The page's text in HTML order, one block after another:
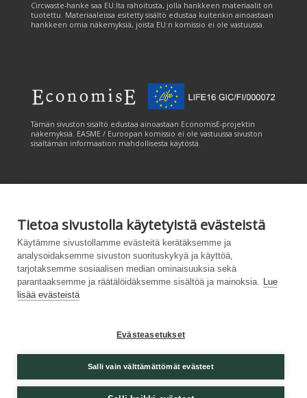
Tietoa sivustolla käytetyistä evästeistä
Käytämme sivustollamme evästeitä kerätäksemme ja
analysoidaksemme sivuston suorituskykyä ja käyttöä,
tarjotaksemme sosiaalisen median ominaisuuksia sekä
parantaaksemme ja räätälöidäksemme sisältöä ja mainoksia. Lue
lisää evästeistä
Evästeasetukset
Salli vain välttämättömät evästeet
Circwaste-hanke saa EU:lta rahoitusta, jolla hankkeen materiaalit on
tuotettu. Materiaaleissa esitetty sisältö edustaa kuitenkin ainoastaan
hankkeen omia näkemyksiä, joista EU:n komissio ei ole vastuussa.
Tämän sivuston sisältö edustaa ainoastaan EconomisE-projektin
näkemyksiä. EASME / Euroopan komissio ei ole vastuussa sivuston
sisältämän informaation mahdollisesta käytöstä.
Tämän sivuston tuottamiseen on saatu rahoitusta Euroopan unionin
LIFE-ohjelmasta. Tämän sivuston sisältö edustaa ainoastaan
CANEMURE-hankkeen näkemyksiä ja EASME/EU:n komissio ei ole
vastuussa sivuston sisältämän informaation mahdollisesta käytöstä.
palautetta (syke.fi)